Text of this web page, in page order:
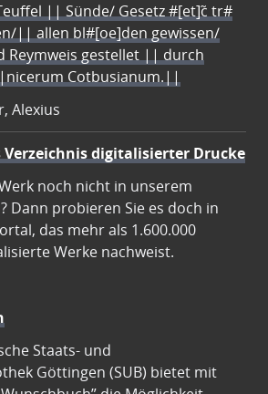
|| Sünde/ Gesetz #[et]c̃ tr#
|| allen bl#[oe]den gewissen/
Reymweis gestellet || durch
Cotbusianum.||
Alexius
Verzeichnis digitalisierter Drucke
noch nicht in unserem
Dann probieren Sie es doch in
das mehr als 1.600.000
Werke nachweist.
Staats- und
Göttingen (SUB) bietet mit